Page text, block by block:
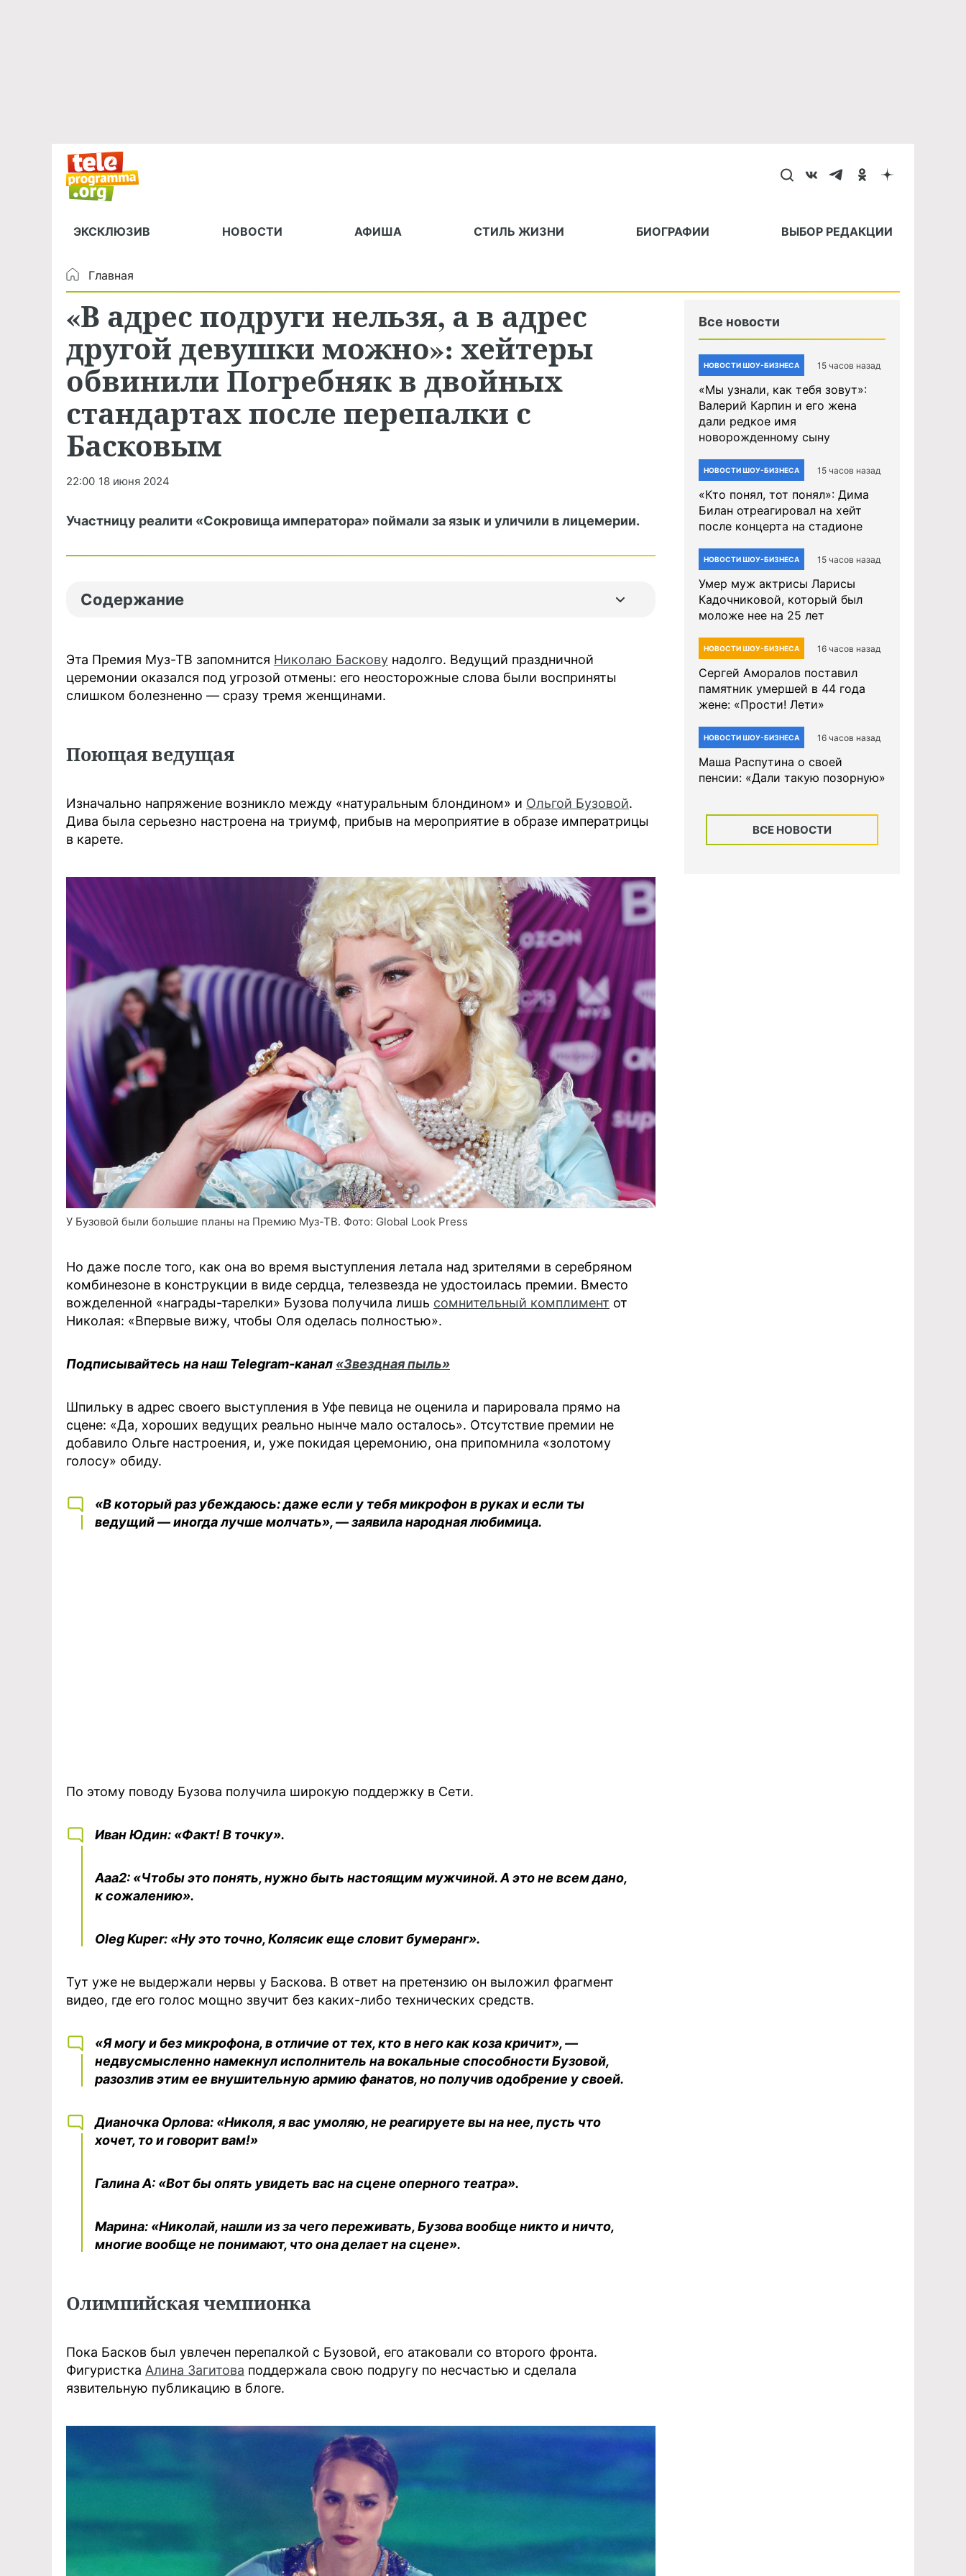
ЭКСКЛЮЗИВ НОВОСТИ АФИША СТИЛЬ ЖИЗНИ БИОГРАФИИ ВЫБОР РЕДАКЦИИ
Главная
«В адрес подруги нельзя, а в адрес
другой девушки можно»: хейтеры
обвинили Погребняк в двойных
стандартах после перепалки с
Басковым
22:00 18 июня 2024
Участницу реалити «Сокровища императора» поймали за язык и уличили в лицемерии.
Содержание
Эта Премия Муз-ТВ запомнится Николаю Баскову надолго. Ведущий праздничной
церемонии оказался под угрозой отмены: его неосторожные слова были восприняты
слишком болезненно — сразу тремя женщинами.
Поющая ведущая
Изначально напряжение возникло между «натуральным блондином» и Ольгой Бузовой.
Дива была серьезно настроена на триумф, прибыв на мероприятие в образе императрицы
в карете.
У Бузовой были большие планы на Премию Муз-ТВ. Фото: Global Look Press
Но даже после того, как она во время выступления летала над зрителями в серебряном
комбинезоне в конструкции в виде сердца, телезвезда не удостоилась премии. Вместо
вожделенной «награды-тарелки» Бузова получила лишь сомнительный комплимент от
Николая: «Впервые вижу, чтобы Оля оделась полностью».
Подписывайтесь на наш Telegram-канал «Звездная пыль»
Шпильку в адрес своего выступления в Уфе певица не оценила и парировала прямо на
сцене: «Да, хороших ведущих реально нынче мало осталось». Отсутствие премии не
добавило Ольге настроения, и, уже покидая церемонию, она припомнила «золотому
голосу» обиду.
«В который раз убеждаюсь: даже если у тебя микрофон в руках и если ты
ведущий — иногда лучше молчать», — заявила народная любимица.
По этому поводу Бузова получила широкую поддержку в Сети.
Иван Юдин: «Факт! В точку».
Ааа2: «Чтобы это понять, нужно быть настоящим мужчиной. А это не всем дано,
к сожалению».
Oleg Kuper: «Ну это точно, Колясик еще словит бумеранг».
Тут уже не выдержали нервы у Баскова. В ответ на претензию он выложил фрагмент
видео, где его голос мощно звучит без каких-либо технических средств.
«Я могу и без микрофона, в отличие от тех, кто в него как коза кричит», —
недвусмысленно намекнул исполнитель на вокальные способности Бузовой,
разозлив этим ее внушительную армию фанатов, но получив одобрение у своей.
Дианочка Орлова: «Николя, я вас умоляю, не реагируете вы на нее, пусть что
хочет, то и говорит вам!»
Галина А: «Вот бы опять увидеть вас на сцене оперного театра».
Марина: «Николай, нашли из за чего переживать, Бузова вообще никто и ничто,
многие вообще не понимают, что она делает на сцене».
Олимпийская чемпионка
Пока Басков был увлечен перепалкой с Бузовой, его атаковали со второго фронта.
Фигуристка Алина Загитова поддержала свою подругу по несчастью и сделала
язвительную публикацию в блоге.
Все новости
НОВОСТИ ШОУ-БИЗНЕСА 15 часов назад
«Мы узнали, как тебя зовут»:
Валерий Карпин и его жена
дали редкое имя
новорожденному сыну
НОВОСТИ ШОУ-БИЗНЕСА 15 часов назад
«Кто понял, тот понял»: Дима
Билан отреагировал на хейт
после концерта на стадионе
НОВОСТИ ШОУ-БИЗНЕСА 15 часов назад
Умер муж актрисы Ларисы
Кадочниковой, который был
моложе нее на 25 лет
НОВОСТИ ШОУ-БИЗНЕСА 16 часов назад
Сергей Аморалов поставил
памятник умершей в 44 года
жене: «Прости! Лети»
НОВОСТИ ШОУ-БИЗНЕСА 16 часов назад
Маша Распутина о своей
пенсии: «Дали такую позорную»
ВСЕ НОВОСТИ